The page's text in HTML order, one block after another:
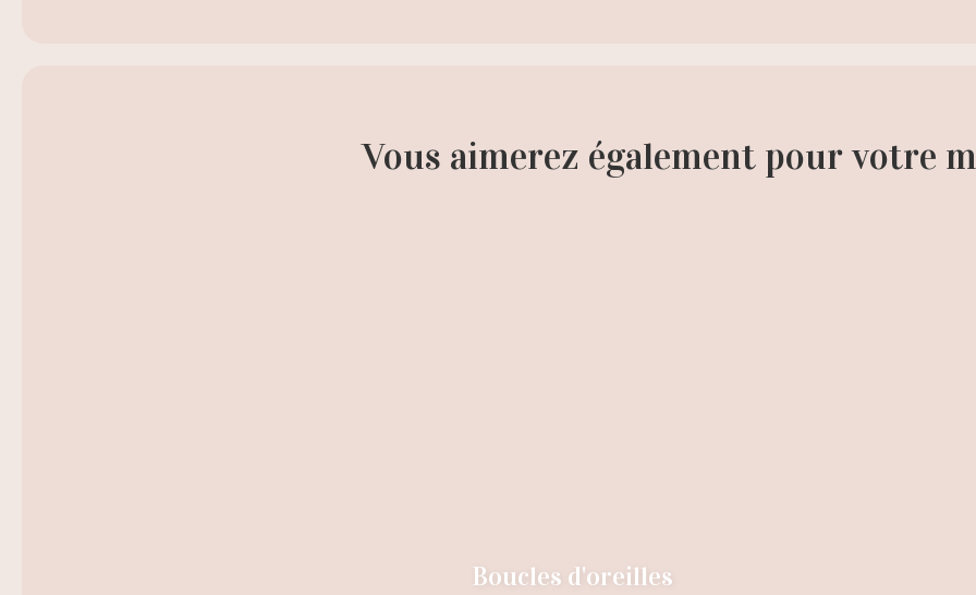
Vous aimerez également pour votre
Boucles d'oreilles